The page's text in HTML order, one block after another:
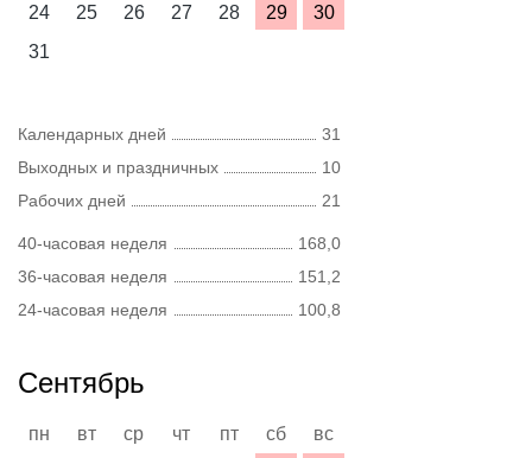
24
25 26 27 28 29
30
31
Календарных дней
31
Выходных и праздничных
10
Рабочих дней
21
40-часовая неделя
168,0
36-часовая неделя
151,2
24-часовая неделя
100,8
Сентябрь
пн вт ср чт пт сб
вс